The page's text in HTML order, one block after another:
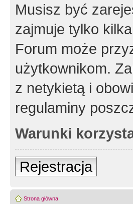
Musisz być
zajmuje tylko
Forum może
użytkownikom.
z netykietą i
regulaminy
Warunki
Rejestracja
Strona główna